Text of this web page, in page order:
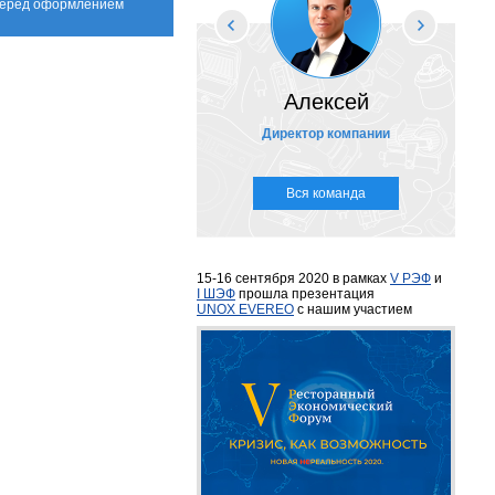
оформлением
Алексей
Директор компании
Вся команда
15-16 сентября 2020 в рамках V РЭФ и
I ШЭФ прошла презентация
UNOX EVEREO с нашим участием